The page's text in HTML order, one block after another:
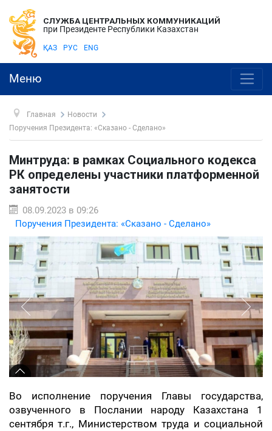
СЛУЖБА ЦЕНТРАЛЬНЫХ КОММУНИКАЦИЙ
при Президенте Республики Казахстан
ҚАЗ РУС ENG
Меню
Главная
Новости
Поручения Президента: «Сказано - Сделано»
Минтруда: в рамках Социального кодекса
РК определены участники платформенной
занятости
08.09.2023 в 09:26
Поручения Президента: «Сказано - Сделано»
Во исполнение поручения Главы государства,
озвученного в Послании народу Казахстана 1
сентября т.г., Министерством труда и социальной